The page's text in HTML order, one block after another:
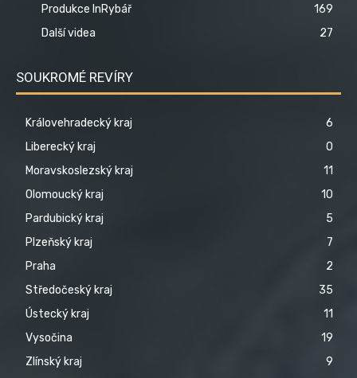
Produkce InRybář
169
Další videa
27
SOUKROMÉ REVÍRY
Královehradecký kraj
6
Liberecký kraj
0
Moravskoslezský kraj
11
Olomoucký kraj
10
Pardubický kraj
5
Plzeňský kraj
7
Praha
2
Středočeský kraj
35
Ústecký kraj
11
Vysočina
19
Zlínský kraj
9